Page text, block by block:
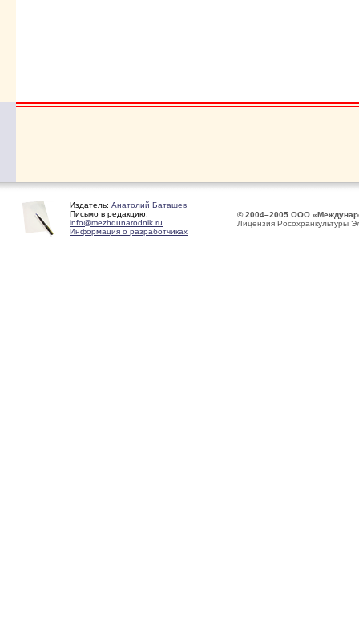
Издатель: Анатолий Баташев
Письмо в редакцию:
info@mezhdunarodnik.ru
Информация о разработчиках
© 2004–2005 ООО
Лицензия